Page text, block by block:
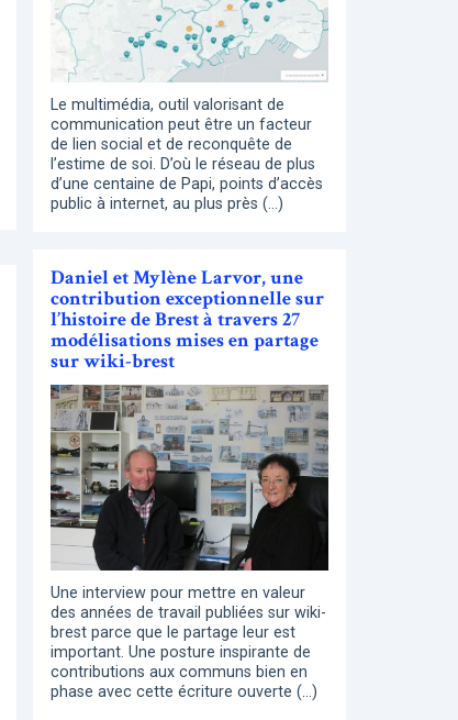
Le multimédia, outil valorisant de
communication peut être un facteur
de lien social et de reconquête de
l’estime de soi. D’où le réseau de plus
d’une centaine de Papi, points d’accès
public à internet, au plus près (…)
Daniel et Mylène Larvor, une
contribution exceptionnelle sur
l’histoire de Brest à travers 27
modélisations mises en partage
sur wiki-brest
Une interview pour mettre en valeur
des années de travail publiées sur wiki-
brest parce que le partage leur est
important. Une posture inspirante de
contributions aux communs bien en
phase avec cette écriture ouverte (…)